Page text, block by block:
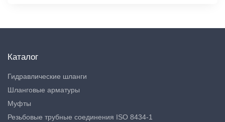
Каталог
Гидравлические шланги
Шланговые арматуры
Муфты
Резьбовые трубные соединения ISO 8434-1